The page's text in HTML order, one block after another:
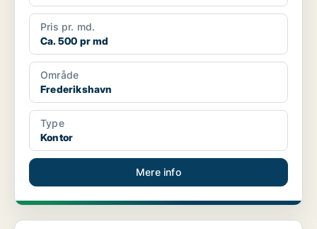
Pris pr. md.
Ca. 500 pr md
Område
Frederikshavn
Type
Kontor
Mere info